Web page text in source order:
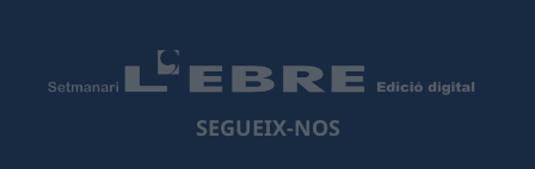
SEGUEIX-NOS